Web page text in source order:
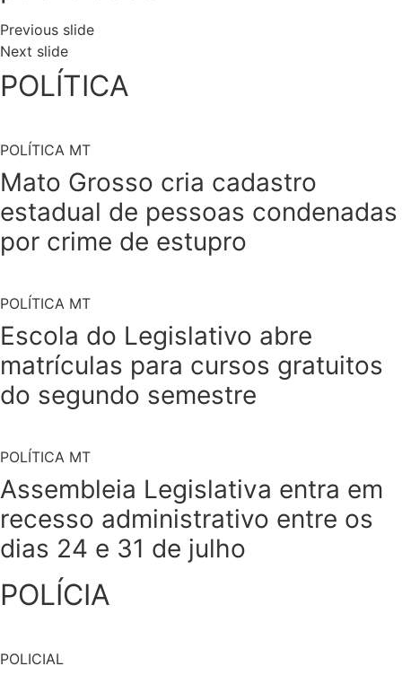
Previous slide
Next slide
POLÍTICA
POLÍTICA MT
Mato Grosso cria cadastro
estadual de pessoas condenadas
por crime de estupro
POLÍTICA MT
Escola do Legislativo abre
matrículas para cursos gratuitos
do segundo semestre
POLÍTICA MT
Assembleia Legislativa entra em
recesso administrativo entre os
dias 24 e 31 de julho
POLÍCIA
POLICIAL